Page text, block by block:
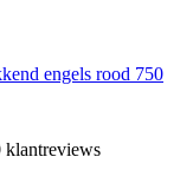
engels rood 750
klantreviews